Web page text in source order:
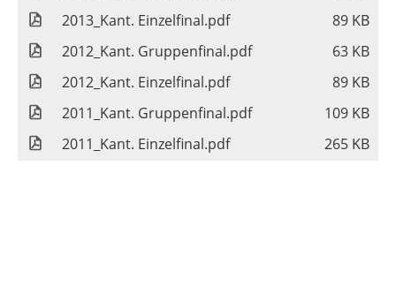
2013_Kant. Einzelfinal.pdf
89 KB
2012_Kant. Gruppenfinal.pdf
63 KB
2012_Kant. Einzelfinal.pdf
89 KB
2011_Kant. Gruppenfinal.pdf
109 KB
2011_Kant. Einzelfinal.pdf
265 KB